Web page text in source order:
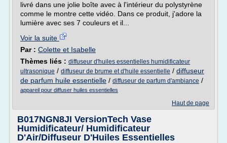
livré dans une jolie boîte avec à l'intérieur du polystyrène
comme le montre cette vidéo. Dans ce produit, j'adore la
lumière avec ses 7 couleurs et il...
Voir la suite
Par : Colette et Isabelle
Thèmes liés : diffuseur d'huiles essentielles humidificateur
ultrasonique / diffuseur de brume et d'huile essentielle / diffuseur
de parfum huile essentielle / diffuseur de parfum d'ambiance /
appareil pour diffuser huiles essentielles
Haut de page
B017NGN8JI VersionTech Vase
Humidificateur/ Humidificateur
D'Air/Diffuseur D'Huiles Essentielles